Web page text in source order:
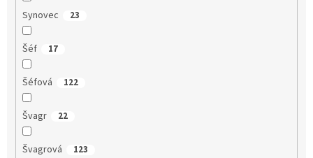
Synovec 23
Šéf 17
Šéfová 122
Švagr 22
Švagrová 123